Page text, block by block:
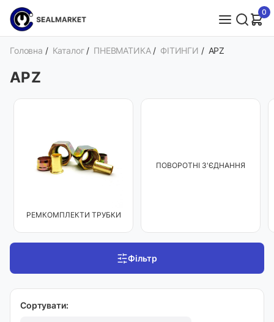
0
Головна / Каталог / ПНЕВМАТИКА / ФІТИНГИ / APZ
APZ
РЕМКОМПЛЕКТИ ТРУБКИ
ПОВОРОТНІ З'ЄДНАННЯ
Фільтр
Сортувати: